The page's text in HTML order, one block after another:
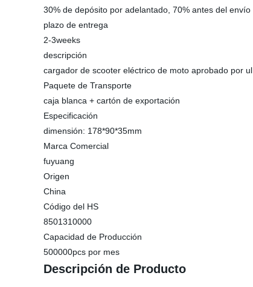
30% de depósito por adelantado, 70% antes del envío
plazo de entrega
2-3weeks
descripción
cargador de scooter eléctrico de moto aprobado por ul
Paquete de Transporte
caja blanca + cartón de exportación
Especificación
dimensión: 178*90*35mm
Marca Comercial
fuyuang
Origen
China
Código del HS
8501310000
Capacidad de Producción
500000pcs por mes
Descripción de Producto